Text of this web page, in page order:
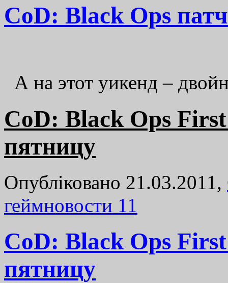
CoD: Black Ops
А на этот уикенд –
CoD: Black Ops
пятницу
Опубліковано 21.03.2011,
геймновости 11
CoD: Black Ops
пятницу